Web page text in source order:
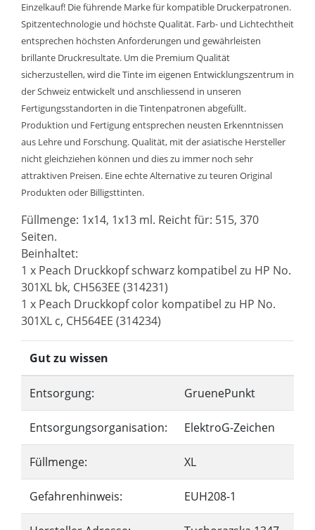
Einzelkauf! Die führende Marke für kompatible Druckerpatronen.
Spitzentechnologie und höchste Qualität. Farb- und Lichtechtheit
entsprechen höchsten Anforderungen und gewährleisten
brillante Druckresultate. Um die Premium Qualität
sicherzustellen, wird die Tinte im eigenen Entwicklungszentrum in
der Schweiz entwickelt und anschliessend in unseren
Fertigungsstandorten in die Tintenpatronen abgefüllt.
Produktion und Fertigung entsprechen neusten Erkenntnissen
aus Lehre und Forschung. Qualität, mit der asiatische Hersteller
nicht gleichziehen können und dies zu immer noch sehr
attraktiven Preisen. Eine echte Alternative zu teuren Original
Produkten oder Billigsttinten.
Füllmenge: 1x14, 1x13 ml. Reicht für: 515, 370
Seiten.
Beinhaltet:
1 x Peach Druckkopf schwarz kompatibel zu HP No.
301XL bk, CH563EE (314231)
1 x Peach Druckkopf color kompatibel zu HP No.
301XL c, CH564EE (314234)
Gut zu wissen
Entsorgung: GruenePunkt
Entsorgungsorganisation: ElektroG-Zeichen
Füllmenge: XL
Gefahrenhinweis: EUH208-1